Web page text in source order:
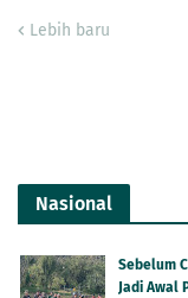
Lebih baru
Nasional
Sebelum
Jadi Awal